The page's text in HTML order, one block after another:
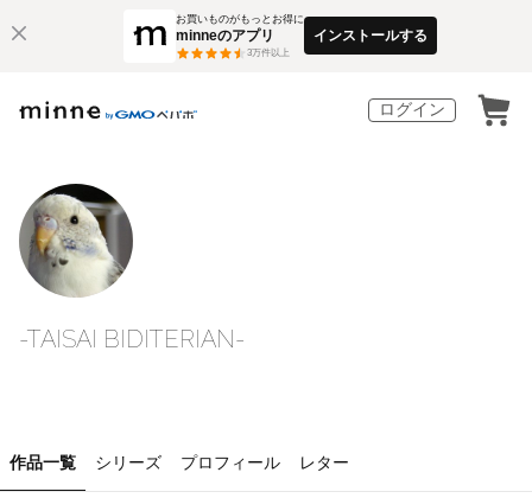
お買いものがもっとお得に
minneのアプリ
3万件以上
インストールする
ログイン
-TAISAI BIDITERIAN-
作品一覧 シリーズ プロフィール レター